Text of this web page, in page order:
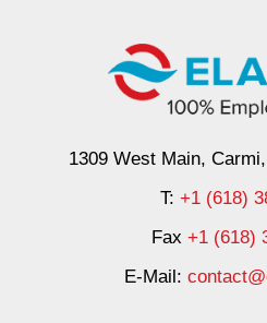
1309 West Main,
T: +1 (618)
Fax +1 (618)
E-Mail: